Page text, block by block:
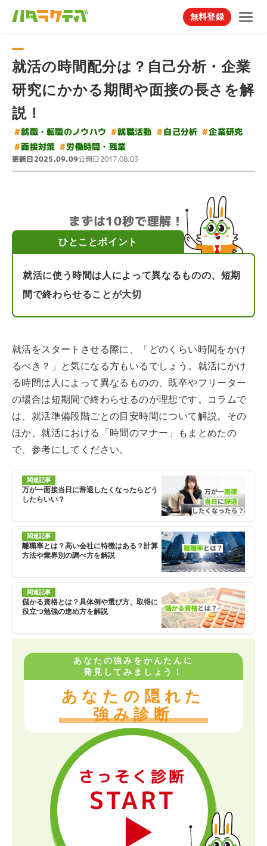
無料登録
就活の時間配分は？自己分析・企業
研究にかかる期間や面接の長さを解
説！
#就職・転職のノウハウ #就職活動 #自己分析 #企業研究
#面接対策 #労働時間・残業
更新日2025.09.09公開日2017.08.03
まずは10秒で理解！
ひとことポイント
就活に使う時間は人によって異なるものの、短期
間で終わらせることが大切
就活をスタートさせる際に、「どのくらい時間をかけ
るべき？」と気になる方もいるでしょう。就活にかけ
る時間は人によって異なるものの、既卒やフリーター
の場合は短期間で終わらせるのが理想です。コラムで
は、就活準備段階ごとの目安時間について解説。その
ほか、就活における「時間のマナー」もまとめたの
で、参考にしてください。
関連記事
万が一面接当日に辞退したくなったらどう
したらいい？
関連記事
離職率とは？高い会社に特徴はある？計算
方法や業界別の調べ方を解説
関連記事
儲かる資格とは？具体例や選び方、取得に
役立つ勉強の進め方を解説
あなたの強みをかんたんに
発見してみましょう！
あなたの隠れた
強み診断
さっそく診断
START